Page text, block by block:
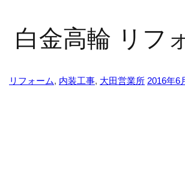
白金高輪 リフ
リフォーム, 内装工事, 大田営業所 2016年6